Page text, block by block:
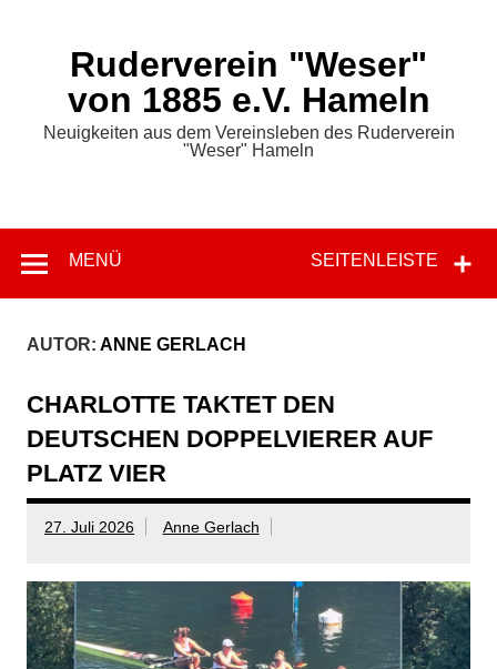
Ruderverein "Weser"
von 1885 e.V. Hameln
Neuigkeiten aus dem Vereinsleben des Ruderverein
"Weser" Hameln
SEITENLEISTE
MENÜ
AUTOR: ANNE GERLACH
CHARLOTTE TAKTET DEN
DEUTSCHEN DOPPELVIERER AUF
PLATZ VIER
27. Juli 2026 Anne Gerlach